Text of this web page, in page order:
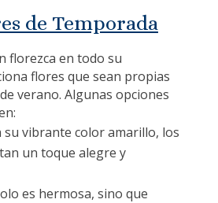
de Temporada
florezca en todo su
flores que sean propias
verano. Algunas opciones
su vibrante color amarillo, los
un toque alegre y
es hermosa, sino que